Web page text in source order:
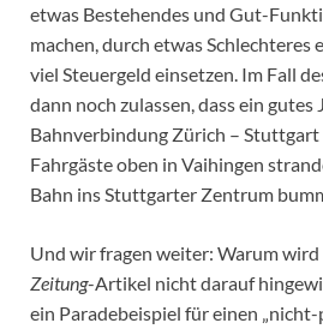
etwas Bestehendes und Gut-
machen, durch etwas Schlechteres
viel Steuergeld einsetzen. Im Fall
dann noch zulassen, dass ein
Bahnverbindung Zürich –
Fahrgäste oben in Vaihingen
Bahn ins Stuttgarter Zentrum
Und wir fragen weiter: Warum wird
Zeitung-Artikel nicht darauf
ein Paradebeispiel für einen